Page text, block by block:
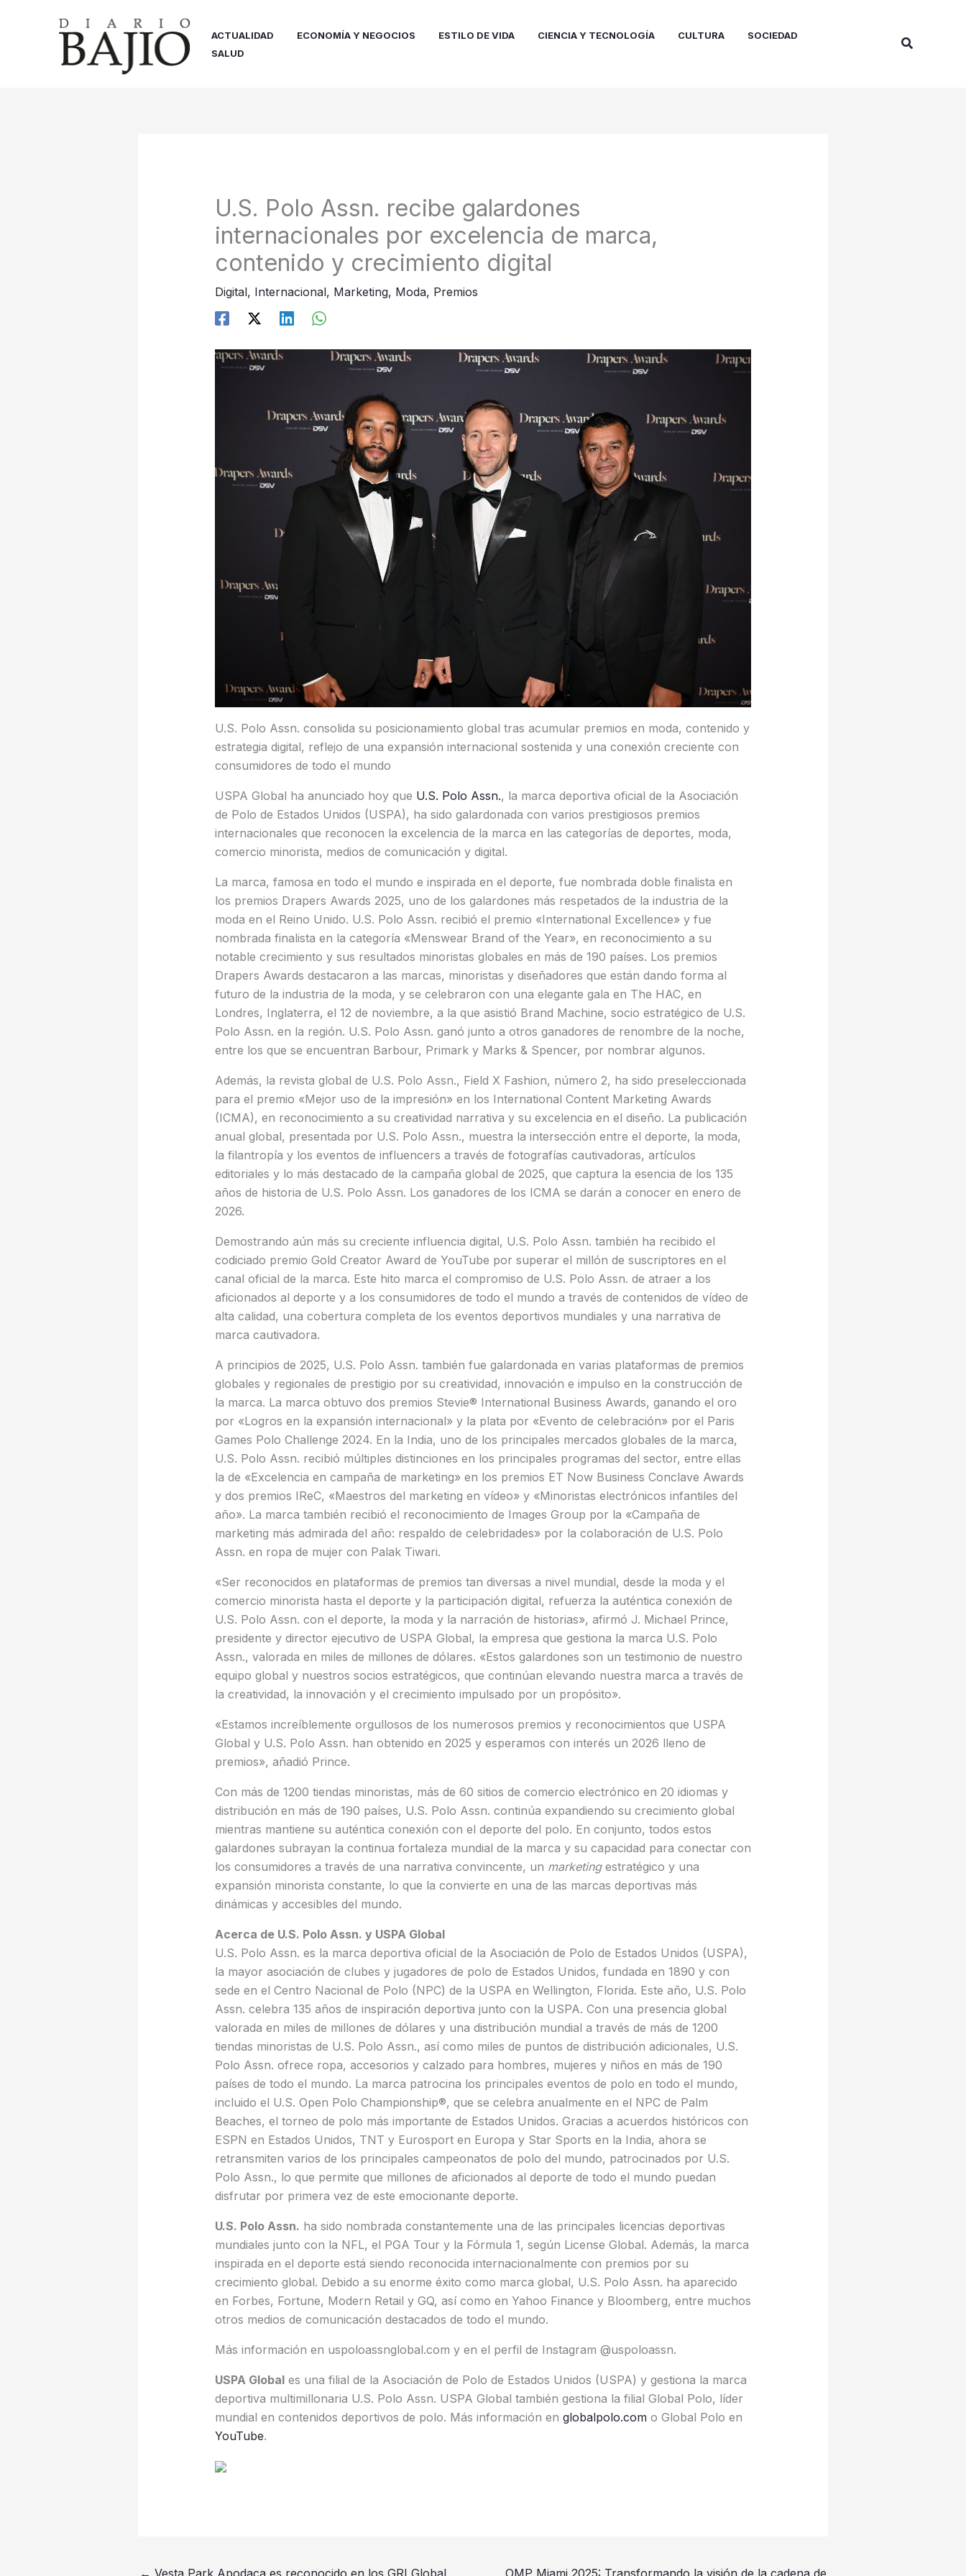
ACTUALIDAD ECONOMÍA Y NEGOCIOS ESTILO DE VIDA CIENCIA Y TECNOLOGÍA CULTURA
SOCIEDAD
SALUD
Buscar
U.S. Polo Assn. recibe galardones
internacionales por excelencia de marca,
contenido y crecimiento digital
Digital, Internacional, Marketing, Moda, Premios
U.S. Polo Assn. consolida su posicionamiento global tras acumular premios en moda, contenido y
estrategia digital, reflejo de una expansión internacional sostenida y una conexión creciente con
consumidores de todo el mundo
USPA Global ha anunciado hoy que U.S. Polo Assn., la marca deportiva oficial de la Asociación
de Polo de Estados Unidos (USPA), ha sido galardonada con varios prestigiosos premios
internacionales que reconocen la excelencia de la marca en las categorías de deportes, moda,
comercio minorista, medios de comunicación y digital.
La marca, famosa en todo el mundo e inspirada en el deporte, fue nombrada doble finalista en
los premios Drapers Awards 2025, uno de los galardones más respetados de la industria de la
moda en el Reino Unido. U.S. Polo Assn. recibió el premio «International Excellence» y fue
nombrada finalista en la categoría «Menswear Brand of the Year», en reconocimiento a su
notable crecimiento y sus resultados minoristas globales en más de 190 países. Los premios
Drapers Awards destacaron a las marcas, minoristas y diseñadores que están dando forma al
futuro de la industria de la moda, y se celebraron con una elegante gala en The HAC, en
Londres, Inglaterra, el 12 de noviembre, a la que asistió Brand Machine, socio estratégico de U.S.
Polo Assn. en la región. U.S. Polo Assn. ganó junto a otros ganadores de renombre de la noche,
entre los que se encuentran Barbour, Primark y Marks & Spencer, por nombrar algunos.
Además, la revista global de U.S. Polo Assn., Field X Fashion, número 2, ha sido preseleccionada
para el premio «Mejor uso de la impresión» en los International Content Marketing Awards
(ICMA), en reconocimiento a su creatividad narrativa y su excelencia en el diseño. La publicación
anual global, presentada por U.S. Polo Assn., muestra la intersección entre el deporte, la moda,
la filantropía y los eventos de influencers a través de fotografías cautivadoras, artículos
editoriales y lo más destacado de la campaña global de 2025, que captura la esencia de los 135
años de historia de U.S. Polo Assn. Los ganadores de los ICMA se darán a conocer en enero de
2026.
Demostrando aún más su creciente influencia digital, U.S. Polo Assn. también ha recibido el
codiciado premio Gold Creator Award de YouTube por superar el millón de suscriptores en el
canal oficial de la marca. Este hito marca el compromiso de U.S. Polo Assn. de atraer a los
aficionados al deporte y a los consumidores de todo el mundo a través de contenidos de vídeo de
alta calidad, una cobertura completa de los eventos deportivos mundiales y una narrativa de
marca cautivadora.
A principios de 2025, U.S. Polo Assn. también fue galardonada en varias plataformas de premios
globales y regionales de prestigio por su creatividad, innovación e impulso en la construcción de
la marca. La marca obtuvo dos premios Stevie® International Business Awards, ganando el oro
por «Logros en la expansión internacional» y la plata por «Evento de celebración» por el Paris
Games Polo Challenge 2024. En la India, uno de los principales mercados globales de la marca,
U.S. Polo Assn. recibió múltiples distinciones en los principales programas del sector, entre ellas
la de «Excelencia en campaña de marketing» en los premios ET Now Business Conclave Awards
y dos premios IReC, «Maestros del marketing en vídeo» y «Minoristas electrónicos infantiles del
año». La marca también recibió el reconocimiento de Images Group por la «Campaña de
marketing más admirada del año: respaldo de celebridades» por la colaboración de U.S. Polo
Assn. en ropa de mujer con Palak Tiwari.
«Ser reconocidos en plataformas de premios tan diversas a nivel mundial, desde la moda y el
comercio minorista hasta el deporte y la participación digital, refuerza la auténtica conexión de
U.S. Polo Assn. con el deporte, la moda y la narración de historias», afirmó J. Michael Prince,
presidente y director ejecutivo de USPA Global, la empresa que gestiona la marca U.S. Polo
Assn., valorada en miles de millones de dólares. «Estos galardones son un testimonio de nuestro
equipo global y nuestros socios estratégicos, que continúan elevando nuestra marca a través de
la creatividad, la innovación y el crecimiento impulsado por un propósito».
«Estamos increíblemente orgullosos de los numerosos premios y reconocimientos que USPA
Global y U.S. Polo Assn. han obtenido en 2025 y esperamos con interés un 2026 lleno de
premios», añadió Prince.
Con más de 1200 tiendas minoristas, más de 60 sitios de comercio electrónico en 20 idiomas y
distribución en más de 190 países, U.S. Polo Assn. continúa expandiendo su crecimiento global
mientras mantiene su auténtica conexión con el deporte del polo. En conjunto, todos estos
galardones subrayan la continua fortaleza mundial de la marca y su capacidad para conectar con
los consumidores a través de una narrativa convincente, un marketing estratégico y una
expansión minorista constante, lo que la convierte en una de las marcas deportivas más
dinámicas y accesibles del mundo.
Acerca de U.S. Polo Assn. y USPA Global
U.S. Polo Assn. es la marca deportiva oficial de la Asociación de Polo de Estados Unidos (USPA),
la mayor asociación de clubes y jugadores de polo de Estados Unidos, fundada en 1890 y con
sede en el Centro Nacional de Polo (NPC) de la USPA en Wellington, Florida. Este año, U.S. Polo
Assn. celebra 135 años de inspiración deportiva junto con la USPA. Con una presencia global
valorada en miles de millones de dólares y una distribución mundial a través de más de 1200
tiendas minoristas de U.S. Polo Assn., así como miles de puntos de distribución adicionales, U.S.
Polo Assn. ofrece ropa, accesorios y calzado para hombres, mujeres y niños en más de 190
países de todo el mundo. La marca patrocina los principales eventos de polo en todo el mundo,
incluido el U.S. Open Polo Championship®, que se celebra anualmente en el NPC de Palm
Beaches, el torneo de polo más importante de Estados Unidos. Gracias a acuerdos históricos con
ESPN en Estados Unidos, TNT y Eurosport en Europa y Star Sports en la India, ahora se
retransmiten varios de los principales campeonatos de polo del mundo, patrocinados por U.S.
Polo Assn., lo que permite que millones de aficionados al deporte de todo el mundo puedan
disfrutar por primera vez de este emocionante deporte.
U.S. Polo Assn. ha sido nombrada constantemente una de las principales licencias deportivas
mundiales junto con la NFL, el PGA Tour y la Fórmula 1, según License Global. Además, la marca
inspirada en el deporte está siendo reconocida internacionalmente con premios por su
crecimiento global. Debido a su enorme éxito como marca global, U.S. Polo Assn. ha aparecido
en Forbes, Fortune, Modern Retail y GQ, así como en Yahoo Finance y Bloomberg, entre muchos
otros medios de comunicación destacados de todo el mundo.
Más información en uspoloassnglobal.com y en el perfil de Instagram @uspoloassn.
USPA Globales una filial de la Asociación de Polo de Estados Unidos (USPA) y gestiona la marca
deportiva multimillonaria U.S. Polo Assn. USPA Global también gestiona la filial Global Polo, líder
mundial en contenidos deportivos de polo. Más información en globalpolo.como Global Polo en
YouTube.